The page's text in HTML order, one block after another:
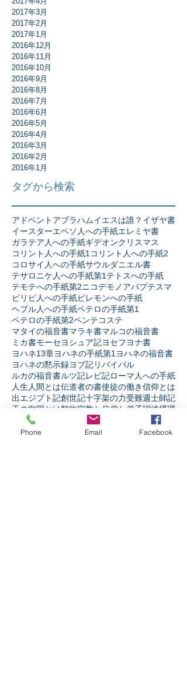
2017年3月
2017年2月
2017年1月
2016年12月
2016年11月
2016年10月
2016年9月
2016年8月
2016年7月
2016年6月
2016年5月
2016年4月
2016年3月
2016年2月
2016年1月
タグから検索
アドベント アブラハムイエスは誰？ イザヤ書
イースターエペソ人への手紙エレミヤ書
ガラテア人への手紙ギデオンクリスマス
コリント人への手紙1 コリント人への手紙2
コロサイ人への手紙サウルダニエル書
テサロニケ人への手紙第1 テトスへの手紙
テモテへの手紙第2ニコデモ ノアバプテスマ
ピリピ人への手紙ピレモンへの手紙
ヘブル人への手紙ペテロの手紙第1
ペテロの手紙第2ペンテコステ
マタイの福音書マラキ書マルコの福音書
ミカ書モーセヨシュア記ヨセフヨナ書
ヨハネ13章ヨハネの手紙第1 ヨハネの福音書
ヨハネの黙示録ヨブ記リバイバル
ルカの福音書ルツ記レビ記ローマ人への手紙
人生 人間とは伝道者の書使徒の働き信仰とは
出エジプト記創世記十字架の力受難週士師記
天の御国とは契約宗教か信仰か 弟子訓練摂理
新約聖書
民数記
神とは
神と人第1サムエル記第1列王記
第1歴代誌
Phone Email Facebook